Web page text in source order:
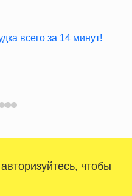
авторизуйтесь, чтобы